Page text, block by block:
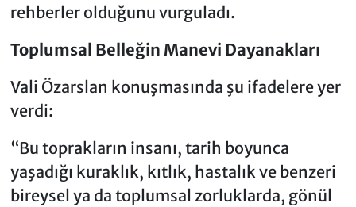
rehberler olduğunu vurguladı.
Toplumsal Belleğin Manevi Dayanakları
Vali Özarslan konuşmasında şu ifadelere yer
verdi:
“Bu toprakların insanı, tarih boyunca
yaşadığı kuraklık, kıtlık, hastalık ve benzeri
bireysel ya da toplumsal zorluklarda, gönül